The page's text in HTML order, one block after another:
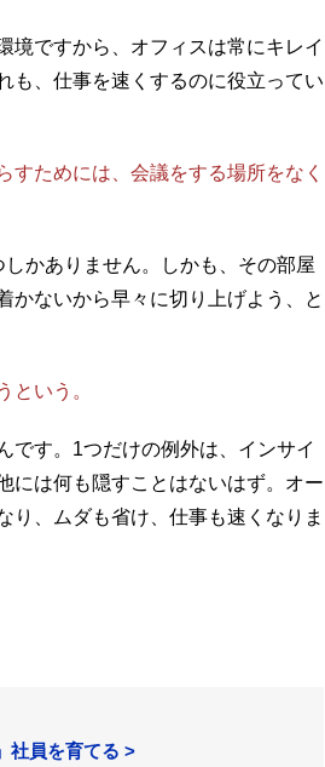
ですから、オフィスは常にキレイ
も、仕事を速くするのに役立ってい
すためには、会議をする場所をなく
かありません。しかも、その部屋
かないから早々に切り上げよう、と
いう。
です。1つだけの例外は、インサイ
には何も隠すことはないはず。オー
り、ムダも省け、仕事も速くなりま
社員を育てる >